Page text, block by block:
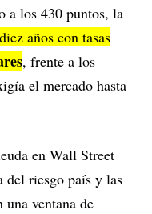
a los 430 puntos, la
años con tasas
, frente a los
el mercado hasta
en Wall Street
del riesgo país y las
ventana de